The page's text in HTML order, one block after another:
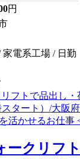
円
家電系工場 / 日勤
ークリフ